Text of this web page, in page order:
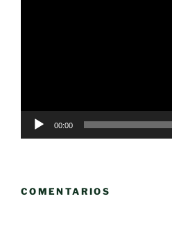
00:00
COMENTARIOS